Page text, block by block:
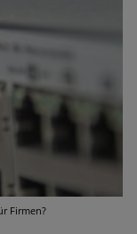
Deutsche
nicht
lässt
warnen
hilft gegen
Firmen?